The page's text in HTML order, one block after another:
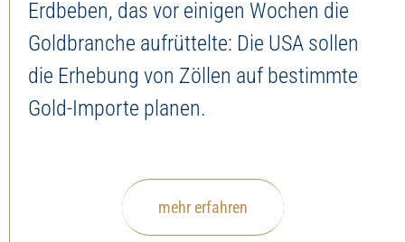
Erdbeben, das vor einigen Wochen die
Goldbranche aufrüttelte: Die USA sollen
die Erhebung von Zöllen auf bestimmte
Gold-Importe planen.
mehr erfahren